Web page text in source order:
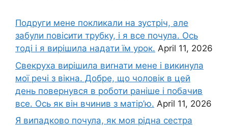
Подруги мене покликали на зустріч, але
забули повісити трубку, і я все почула. Ось
тоді і я вирішила надати їм урок. April 11, 2026
Свекруха вирішила виrнати мене і викинула
мої речі з вікна. Добре, що чоловік в цей
день повернувся в роботи раніше і побачив
все. Ось як він вчинив з матір’ю. April 11, 2026
Я випадково почула, як моя рідна сестра